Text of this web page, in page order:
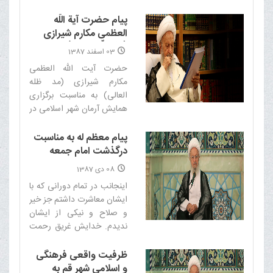
در تمام کوران های سیاسی
دوران انقلاب در کنار امام
(قدس سره الشریف) بود و
فرزندان برومند و شایسته ای
به جهان اسلام تحویل داد.‌
پیام حضرت آیة اللَّه
العظمى مکارم شیرازى
(مدّ ظلّه العالى) به
همایش آرمان‏شهر اسلامى
دانشگاه اصفهان
03 اسفند 1387
حضرت آیت الله العظمی
مکارم شیرازی (مد ظله
العالی) به مناسبت برگزاری
همایش آرمان شهر اسلامی در
شرکت کنندگان در این
همایش پیامی صادر کردند.‌
پیام معظم له به مناسبت
درگذشت امام جمعه
فقید آبادان
08 دی 1387
اینجانب در تمام دورانى که با
ایشان معاشرت داشتم جز خیر
و صلاح و نیکى از ایشان
ندیدم. خدایش غریق رحمت
جمیل و اجر جزیل عنایت
فرماید.‌
ظرفیت واقعى فرهنگى
و اسلامى شهر قم به